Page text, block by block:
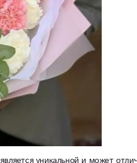
уникальной и может